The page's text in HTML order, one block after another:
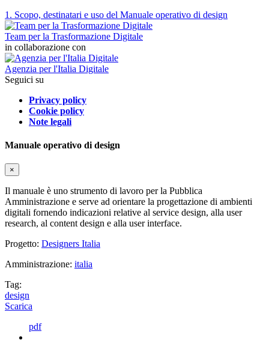
1. Scopo, destinatari e uso del Manuale operativo di design
Team per la Trasformazione Digitale
in collaborazione con
Agenzia per l'Italia Digitale
Seguici su
Privacy policy
Cookie policy
Note legali
Manuale operativo di design
×
Il manuale è uno strumento di lavoro per la Pubblica
Amministrazione e serve ad orientare la progettazione di ambienti
digitali fornendo indicazioni relative al service design, alla user
research, al content design e alla user interface.
Progetto: Designers Italia
Amministrazione: italia
Tag:
design
Scarica
pdf